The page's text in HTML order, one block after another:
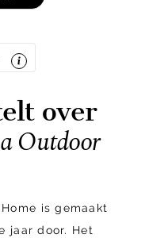
over
Outdoor
is gemaakt
jaar door. Het